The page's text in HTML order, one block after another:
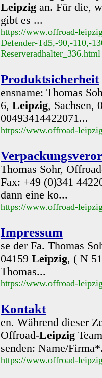
Leipzig an. Für die,
gibt es ...
https://www.offroad-
Defender-Td5,-90,-110,-
Reserveradhalter_336.html
Produktsicherheit
ensname: Thomas
6, Leipzig, Sachsen,
00493414422071...
https://www.offroad-
Thomas Sohr,
Fax: +49 (0)341
dann eine ko...
https://www.offroad-
Impressum
se der Fa. Thomas
04159 Leipzig, ( N
Thomas...
https://www.offroad-
Kontakt
en. Während dieser
Offroad-Leipzig
senden: Name/
https://www.offroad-